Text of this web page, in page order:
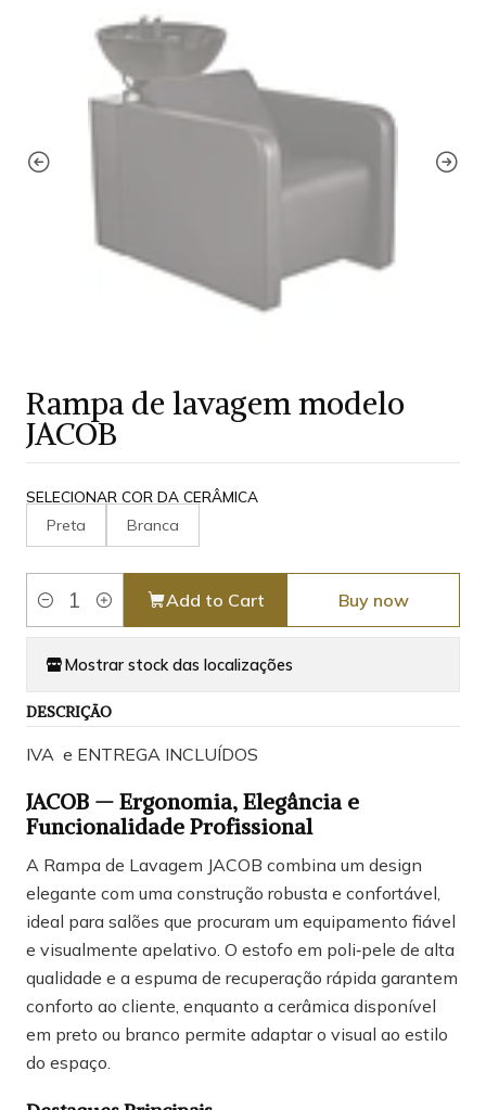
Rampa de lavagem modelo
JACOB
SELECIONAR COR DA CERÂMICA
Preta Branca
Quantity
Add to Cart Buy now
Mostrar stock das localizações
DESCRIÇÃO
IVA e ENTREGA INCLUÍDOS
JACOB — Ergonomia, Elegância e
Funcionalidade Profissional
A Rampa de Lavagem JACOB combina um design
elegante com uma construção robusta e confortável,
ideal para salões que procuram um equipamento fiável
e visualmente apelativo. O estofo em poli‑pele de alta
qualidade e a espuma de recuperação rápida garantem
conforto ao cliente, enquanto a cerâmica disponível
em preto ou branco permite adaptar o visual ao estilo
do espaço.